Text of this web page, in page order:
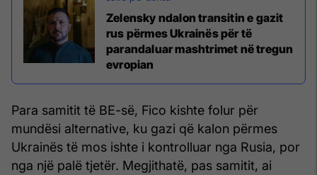
Zelensky ndalon transitin e gazit
rus përmes Ukrainës për të
parandaluar mashtrimet në tregun
evropian
Para samitit të BE-së, Fico kishte folur për
mundësi alternative, ku gazi që kalon përmes
Ukrainës të mos ishte i kontrolluar nga Rusia, por
nga një palë tjetër. Megjithatë, pas samitit, ai